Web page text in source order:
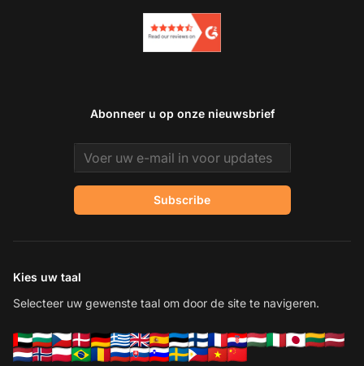
Abonneer u op onze nieuwsbrief
Email address
Subscribe
Kies uw taal
Selecteer uw gewenste taal om door de site te navigeren.